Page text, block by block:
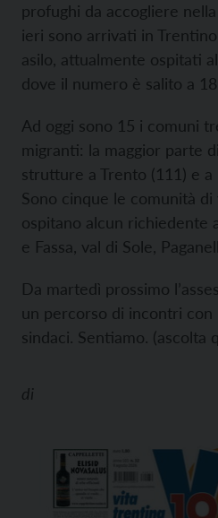
profughi da accogliere
ieri sono arrivati in
asilo, attualmente ospitati
dove il numero è salito a
Ad oggi sono 15 i comuni
migranti: la maggior parte
strutture a Trento (111) e a
Sono cinque le comunità di
ospitano alcun richiedente
e Fassa, val di Sole,
Da martedì prossimo
un percorso di incontri
sindaci. Sentiamo. (ascolta
di